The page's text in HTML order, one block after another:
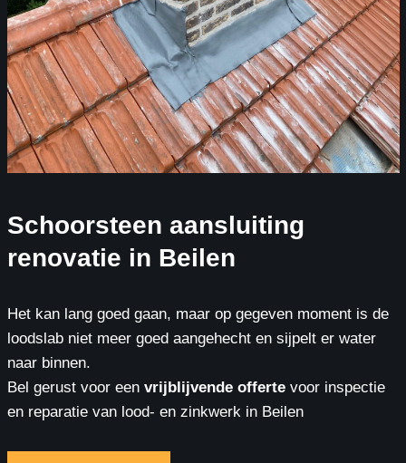
Schoorsteen aansluiting
renovatie in Beilen
Het kan lang goed gaan, maar op gegeven moment is de
loodslab niet meer goed aangehecht en sijpelt er water
naar binnen.
Bel gerust voor eenvrijblijvende offertevoor inspectie
en reparatie van lood- en zinkwerk in Beilen